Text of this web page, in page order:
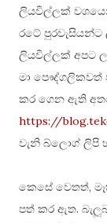
ලියවිල්ලක්
රටේ පුරවැසියන්ට
ලියවිල්ලක් අපට
මා පෞද්ගලිකවත්
කර ගෙන ඇති
https://
වැනි බ්ලොග් ලිපි
කෙසේ වෙතත්,
පත් කර ඇත.